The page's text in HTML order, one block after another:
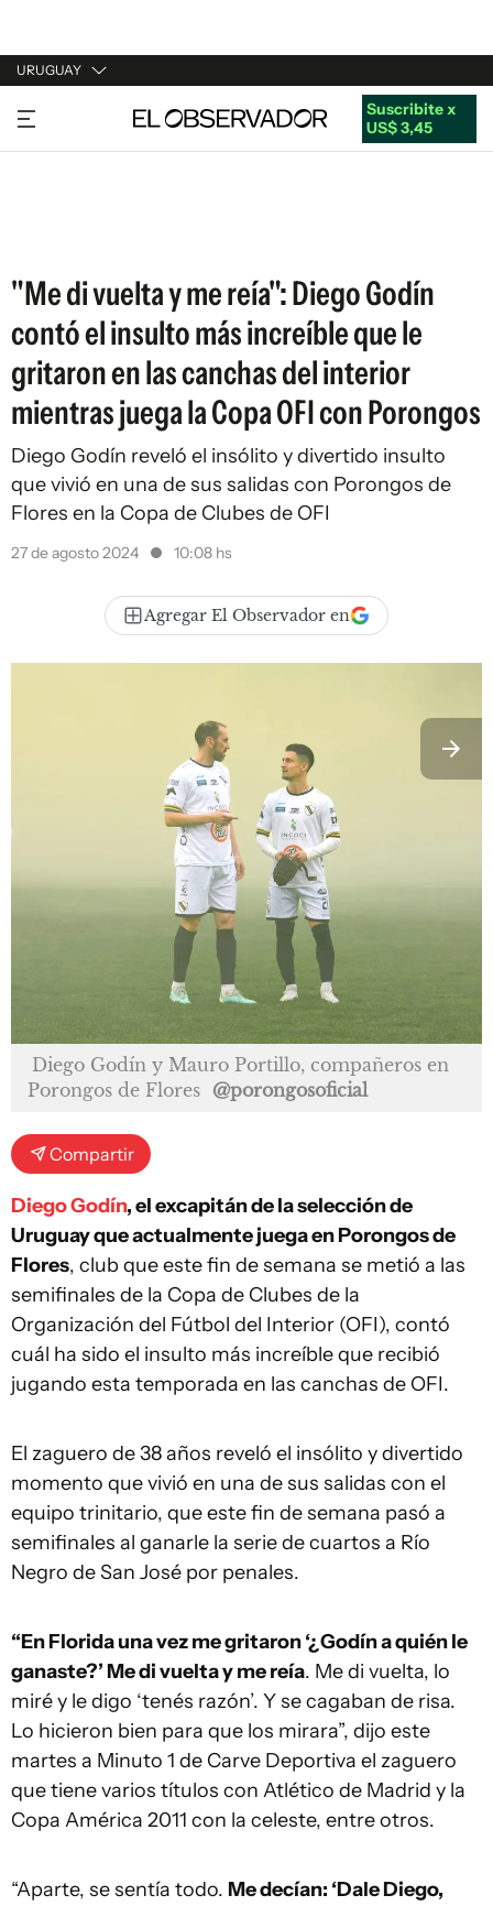
URUGUAY
URUGUAY
ARGENTINA
Suscribite x
US$ 3,45
"Me di vuelta y me reía": Diego Godín
contó el insulto más increíble que le
gritaron en las canchas del interior
mientras juega la Copa OFI con Porongos
Diego Godín reveló el insólito y divertido insulto
que vivió en una de sus salidas con Porongos de
Flores en la Copa de Clubes de OFI
27 de agosto 2024 10:08 hs
Agregar El Observador en
Diego Godín y Mauro Portillo, compañeros en
Porongos de Flores @porongosoficial
Compartir
Diego Godín, el excapitán de la selección de
Uruguay que actualmente juega en Porongos de
Flores, club que este fin de semana se metió a las
semifinales de la Copa de Clubes de la
Organización del Fútbol del Interior (OFI), contó
cuál ha sido el insulto más increíble que recibió
jugando esta temporada en las canchas de OFI.
El zaguero de 38 años reveló el insólito y divertido
momento que vivió en una de sus salidas con el
equipo trinitario, que este fin de semana pasó a
semifinales al ganarle la serie de cuartos a Río
Negro de San José por penales.
“En Florida una vez me gritaron ‘¿Godín a quién le
ganaste?’ Me di vuelta y me reía. Me di vuelta, lo
miré y le digo ‘tenés razón’. Y se cagaban de risa.
Lo hicieron bien para que los mirara”, dijo este
martes a Minuto 1 de Carve Deportiva el zaguero
que tiene varios títulos con Atlético de Madrid y la
Copa América 2011 con la celeste, entre otros.
“Aparte, se sentía todo. Me decían: ‘Dale Diego,